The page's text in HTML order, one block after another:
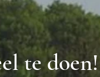
te doen!